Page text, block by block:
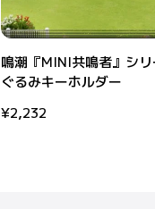
鳴潮『MINI共鳴者』シ
ぐるみキーホルダー
¥2,232